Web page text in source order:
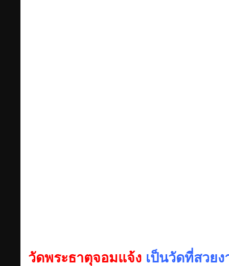
วัดพระธาตุจอมแจ้ง เป็นวัดที่สวย